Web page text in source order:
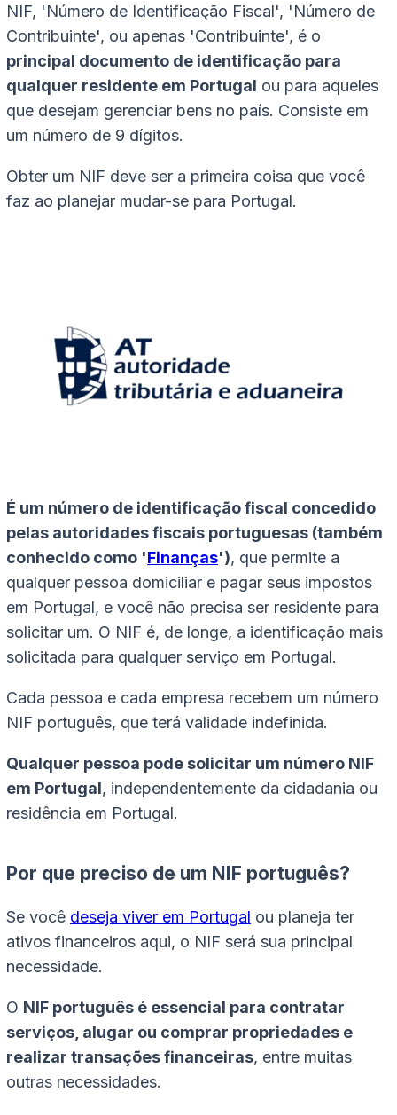
NIF, 'Número de Identificação Fiscal', 'Número de
Contribuinte', ou apenas 'Contribuinte', é o
principal documento de identificação para
qualquer residente em Portugal ou para aqueles
que desejam gerenciar bens no país. Consiste em
um número de 9 dígitos.
Obter um NIF deve ser a primeira coisa que você
faz ao planejar mudar-se para Portugal.
É um número de identificação fiscal concedido
pelas autoridades fiscais portuguesas (também
conhecido como 'Finanças'), que permite a
qualquer pessoa domiciliar e pagar seus impostos
em Portugal, e você não precisa ser residente para
solicitar um. O NIF é, de longe, a identificação mais
solicitada para qualquer serviço em Portugal.
Cada pessoa e cada empresa recebem um número
NIF português, que terá validade indefinida.
Qualquer pessoa pode solicitar um número NIF
em Portugal, independentemente da cidadania ou
residência em Portugal.
Por que preciso de um NIF português?
Se você deseja viver em Portugal ou planeja ter
ativos financeiros aqui, o NIF será sua principal
necessidade.
O NIF português é essencial para contratar
serviços, alugar ou comprar propriedades e
realizar transações financeiras, entre muitas
outras necessidades.